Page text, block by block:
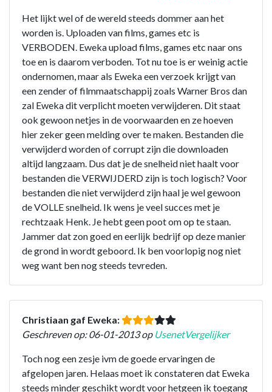
Het lijkt wel of de wereld steeds dommer aan het
worden is. Uploaden van films, games etc is
VERBODEN. Eweka upload films, games etc naar ons
toe en is daarom verboden. Tot nu toe is er weinig actie
ondernomen, maar als Eweka een verzoek krijgt van
een zender of filmmaatschappij zoals Warner Bros dan
zal Eweka dit verplicht moeten verwijderen. Dit staat
ook gewoon netjes in de voorwaarden en ze hoeven
hier zeker geen melding over te maken. Bestanden die
verwijderd worden of corrupt zijn die downloaden
altijd langzaam. Dus dat je de snelheid niet haalt voor
bestanden die VERWIJDERD zijn is toch logisch? Voor
bestanden die niet verwijderd zijn haal je wel gewoon
de VOLLE snelheid. Ik wens je veel succes met je
rechtzaak Henk. Je hebt geen poot om op te staan.
Jammer dat zon goed en eerlijk bedrijf op deze manier
de grond in wordt geboord. Ik ben voorlopig nog niet
weg want ben nog steeds tevreden.
Christiaan gaf Eweka:
Geschreven op: 06-01-2013 op UsenetVergelijker
Toch nog een zesje ivm de goede ervaringen de
afgelopen jaren. Helaas moet ik constateren dat Eweka
steeds minder geschikt wordt voor hetgeen ik toegang